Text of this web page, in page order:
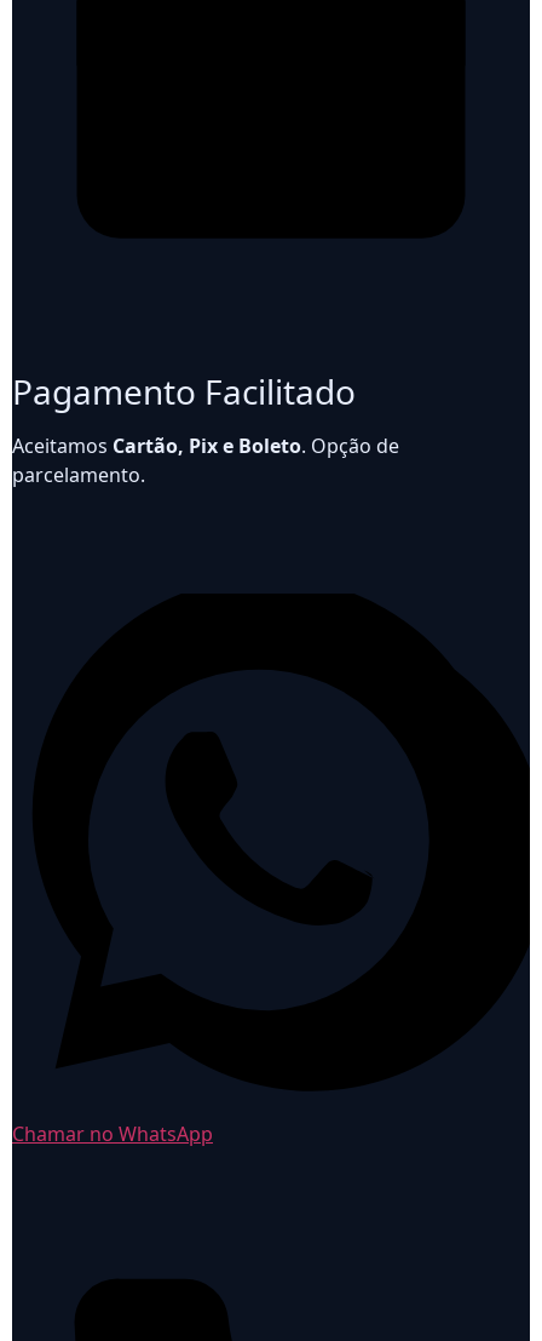
Pagamento Facilitado
Aceitamos Cartão, Pix e Boleto. Opção de
parcelamento.
Chamar no WhatsApp